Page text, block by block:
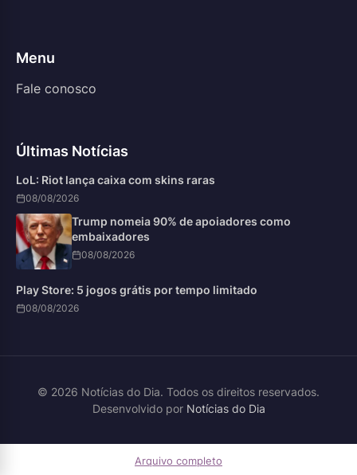
Menu
Fale conosco
Últimas Notícias
LoL: Riot lança caixa com skins raras
08/08/2026
Trump nomeia 90% de apoiadores como
embaixadores
08/08/2026
Play Store: 5 jogos grátis por tempo limitado
08/08/2026
© 2026 Notícias do Dia. Todos os direitos reservados.
Desenvolvido por Notícias do Dia
Arquivo completo